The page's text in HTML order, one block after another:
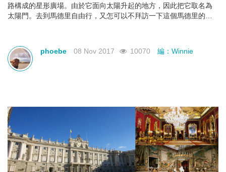
路構成的星形廣場。由於它面向太陽升起的地方，因此把它取名為
太陽門。去到馬德里自由行，又怎可以不拜訪一下這個馬德里的地
phoebe 08 Nov 2017 10070 編：Winnie